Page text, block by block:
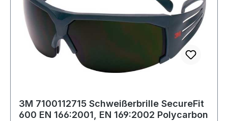
3M 7100112715 Schweißerbrille SecureFit
600 EN 166:2001, EN 169:2002 Polycarbon